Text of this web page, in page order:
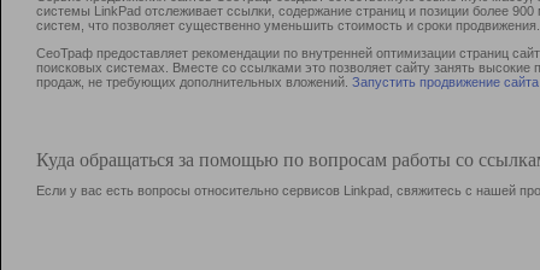
системы LinkPad отслеживает ссылки, содержание страниц и позиции более
систем, что позволяет существенно уменьшить стоимость и сроки продвижения.
СеоТраф предоставляет рекомендации по внутренней оптимизации страниц
поисковых системах. Вместе со ссылками это позволяет сайту занять
продаж, не требующих дополнительных вложений. Запустить продвижение сайта
Куда обращаться за помощью по вопросам работы со
Если у вас есть вопросы относительно сервисов Linkpad, свяжитесь с нашей